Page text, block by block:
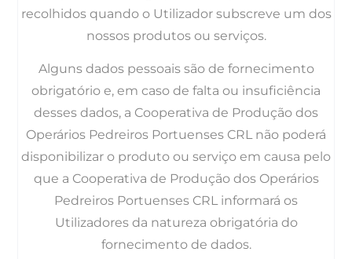
recolhidos quando o Utilizador subscreve um dos
nossos produtos ou serviços.
Alguns dados pessoais são de fornecimento
obrigatório e, em caso de falta ou insuficiência
desses dados, a Cooperativa de Produção dos
Operários Pedreiros Portuenses CRL não poderá
disponibilizar o produto ou serviço em causa pelo
que a Cooperativa de Produção dos Operários
Pedreiros Portuenses CRL informará os
Utilizadores da natureza obrigatória do
fornecimento de dados.